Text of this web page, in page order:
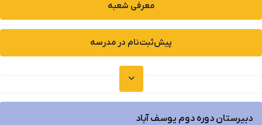
معرفی شعبه
پیش‌ثبت‌نام در مدرسه
دبیرستان دوره دوم یوسف آباد